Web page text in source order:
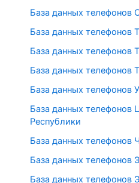
База данных телефонов
База данных телефонов
База данных телефонов
База данных телефонов
База данных телефонов
База данных телефонов
Республики
База данных телефонов
База данных телефонов
База данных телефонов